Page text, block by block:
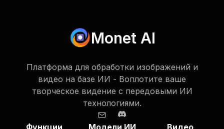
Monet AI
Платформа для обработки изображений и
видео на базе ИИ - Воплотите ваше
творческое видение с передовыми ИИ
технологиями.
Функции Модели ИИ
Видео